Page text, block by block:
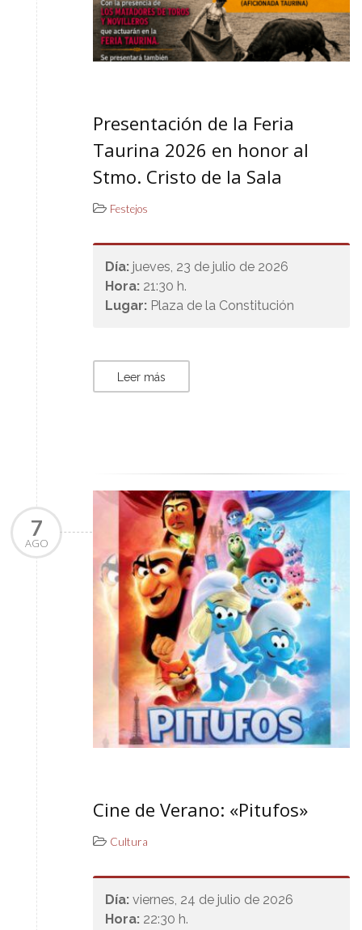
Presentación de la Feria
Taurina 2026 en honor al
Stmo. Cristo de la Sala
Festejos
Día: jueves, 23 de julio de 2026
Hora: 21:30 h.
Lugar: Plaza de la Constitución
Leer más
7
AGO
Cine de Verano: «Pitufos»
Cultura
Día: viernes, 24 de julio de 2026
Hora: 22:30 h.